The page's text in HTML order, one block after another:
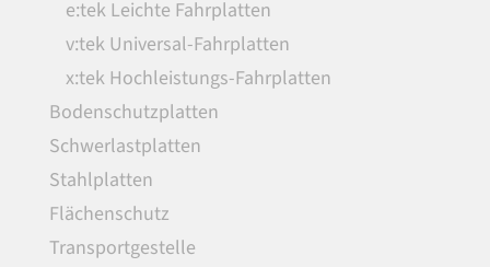
e:tek Leichte Fahrplatten
v:tek Universal-Fahrplatten
x:tek Hochleistungs-Fahrplatten
Bodenschutzplatten
Schwerlastplatten
Stahlplatten
Flächenschutz
Transportgestelle